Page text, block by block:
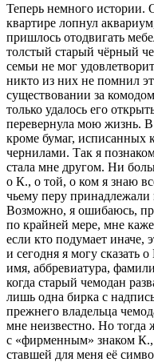
Теперь немного
квартире лопнул
пришлось отодвигать
толстый старый чёрный
семьи не мог
никто из них не помнил
существовании за
только удалось его
перевернула мою жизнь. В
кроме бумаг, исписанных
чернилами. Так я
стала мне другом. Ни
о К., о той, о ком я знаю
чьему перу
Возможно, я ошибаюсь,
по крайней мере, мне
если кто подумает иначе,
и сегодня я могу сказать
имя, аббревиатура,
когда старый чемодан
лишь одна бирка с
прежнего владельца
мне неизвестно. Но тогда
с «фирменным» знаком К.,
ставшей для меня её